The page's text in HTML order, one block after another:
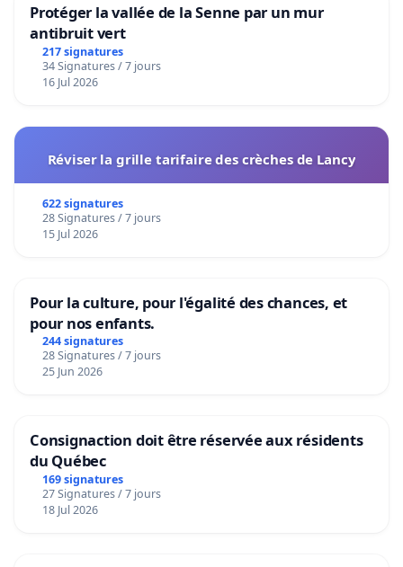
Protéger la vallée de la Senne par un mur
antibruit vert
217 signatures
34 Signatures / 7 jours
16 Jul 2026
Réviser la grille tarifaire des crèches de Lancy
622 signatures
28 Signatures / 7 jours
15 Jul 2026
Pour la culture, pour l'égalité des chances, et
pour nos enfants.
244 signatures
28 Signatures / 7 jours
25 Jun 2026
Consignaction doit être réservée aux résidents
du Québec
169 signatures
27 Signatures / 7 jours
18 Jul 2026